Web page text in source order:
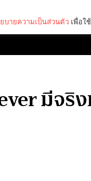
มีจ
บายความเป็นส่วนตัว เพื่อใ